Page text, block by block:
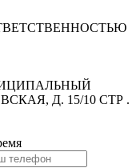
Д. 15/10 СТР .